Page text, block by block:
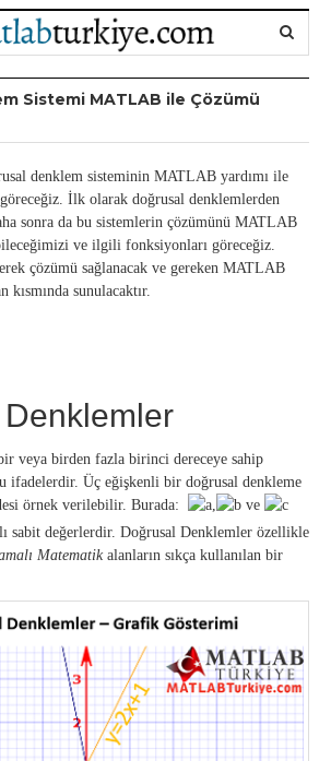
Sistemi MATLAB ile Çözümü
denklem sisteminin MATLAB yardımı ile
İlk olarak doğrusal denklemlerden
sonra da bu sistemlerin çözümünü MATLAB
ve ilgili fonksiyonları göreceğiz.
çözümü sağlanacak ve gereken MATLAB
kısmında sunulacaktır.
veya birden fazla birinci dereceye sahip
ifadelerdir. Üç eğişkenli bir doğrusal denkleme
örnek verilebilir. Burada:
,
ve
sabit değerlerdir. Doğrusal Denklemler özellikle
Matematikalanların sıkça kullanılan bir